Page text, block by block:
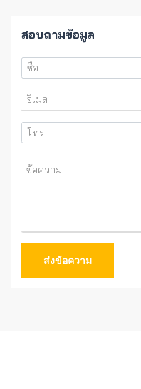
สอบถามข้อมูล
ส่งข้อความ